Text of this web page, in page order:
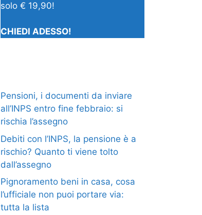
solo € 19,90!
CHIEDI ADESSO!
Pensioni, i documenti da inviare
all’INPS entro fine febbraio: si
rischia l’assegno
Debiti con l’INPS, la pensione è a
rischio? Quanto ti viene tolto
dall’assegno
Pignoramento beni in casa, cosa
l’ufficiale non puoi portare via:
tutta la lista